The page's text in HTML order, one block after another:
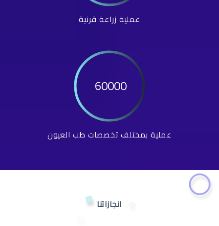
عملية زراعة قرنية
60000
عملية بمختلف تخصصات طب العيون
انجازاتنا